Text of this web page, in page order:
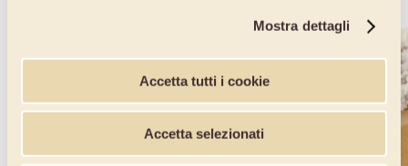
Mostra dettagli
Accetta tutti i cookie
Accetta selezionati